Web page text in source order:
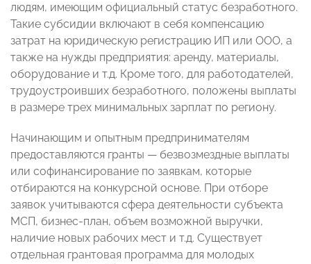
людям, имеющим официальный статус безработного.
Такие субсидии включают в себя компенсацию
затрат на юридическую регистрацию ИП или ООО, а
также на нужды предприятия: аренду, материалы,
оборудование и т.д. Кроме того, для работодателей,
трудоустроивших безработного, положены выплаты
в размере трех минимальных зарплат по региону.
Начинающим и опытным предпринимателям
предоставляются гранты — безвозмездные выплаты
или софинансирование по заявкам, которые
отбираются на конкурсной основе. При отборе
заявок учитываются сфера деятельности субъекта
МСП, бизнес-план, объем возможной выручки,
наличие новых рабочих мест и т.д. Существует
отдельная грантовая программа для молодых